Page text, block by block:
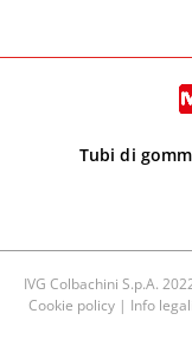
Tubi di
IVG Colbachini S.p.A.
Cookie policy| Info legali